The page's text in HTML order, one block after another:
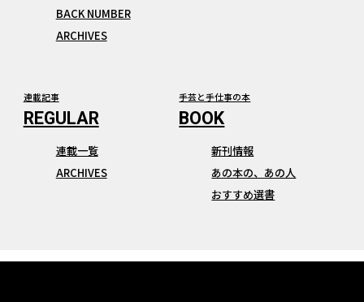
BACK NUMBER
ARCHIVES
連載記事
連載一覧
ARCHIVES
手芸と手仕事の本
新刊情報
あの本の、あの人
おすすめ選書